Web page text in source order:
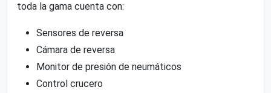
toda la gama cuenta con:
Sensores de reversa
Cámara de reversa
Monitor de presión de neumáticos
Control crucero